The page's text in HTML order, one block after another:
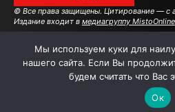
© Все права защищены. Цитирование — с
Издание входит в медиагруппу MistoOnline
Мы используем куки для
нашего сайта. Если Вы
будем считать что Вас
Ок